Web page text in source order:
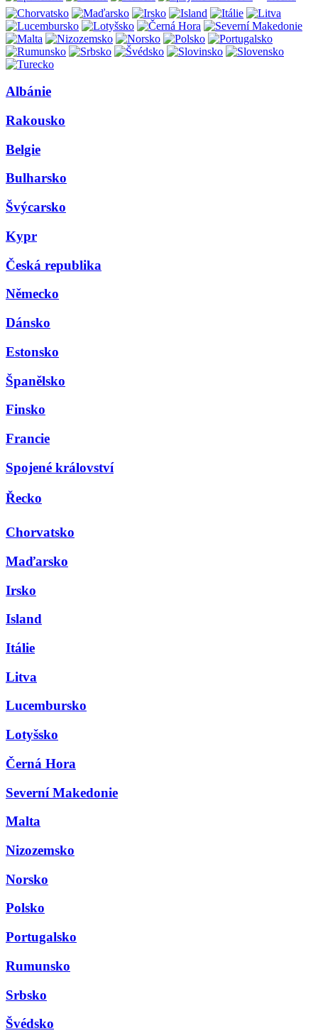
Albánie
Rakousko
Belgie
Bulharsko
Švýcarsko
Kypr
Česká republika
Německo
Dánsko
Estonsko
Španělsko
Finsko
Francie
Spojené království
Řecko
Chorvatsko
Maďarsko
Irsko
Island
Itálie
Litva
Lucembursko
Lotyšsko
Černá Hora
Severní Makedonie
Malta
Nizozemsko
Norsko
Polsko
Portugalsko
Rumunsko
Srbsko
Švédsko